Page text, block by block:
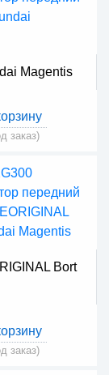
Magentis
заказ)
Bort
заказ)